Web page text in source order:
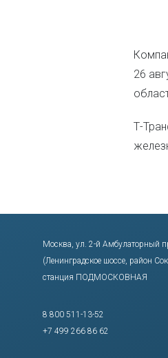
26
Т-
Москва, ул. 2-й Амбулаторный
(Ленинградское шоссе, район
станция ПОДМОСКОВНАЯ
8 800 511-13-52
+7 499 266 86 62